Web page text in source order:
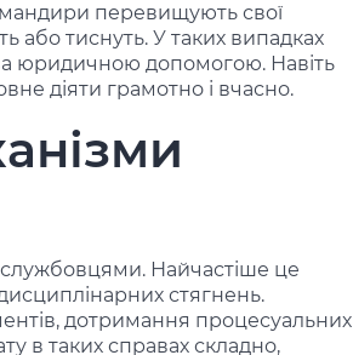
перевищують свої
або тиснуть. У таких випадках
юридичною допомогою. Навіть
діяти грамотно і вчасно.
Найчастіше це
стягнень.
дотримання процесуальних
в таких справах складно,